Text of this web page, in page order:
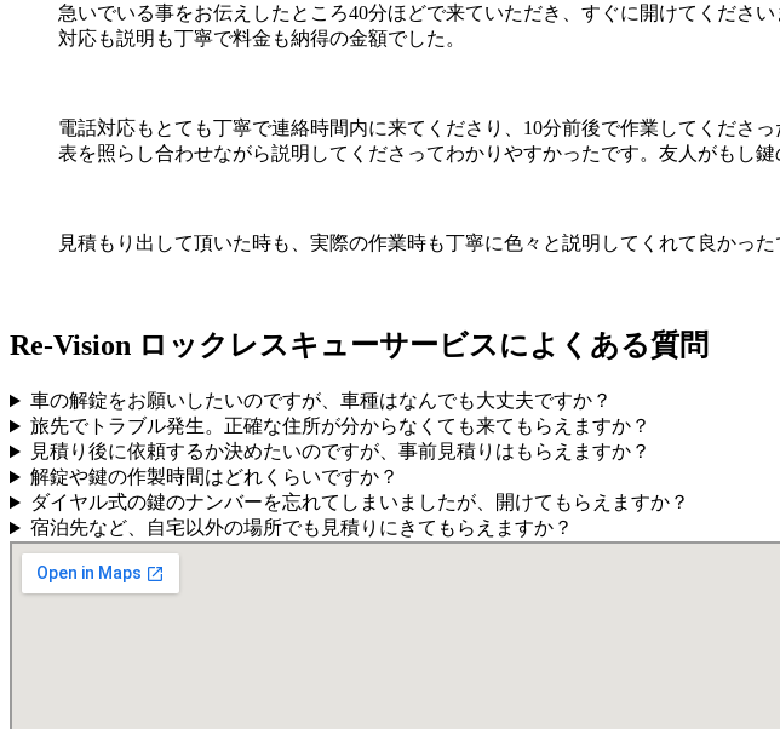
急いでいる事をお伝えしたところ40分ほどで来ていただき、すぐに開けてください
対応も説明も丁寧で料金も納得の金額でした。
電話対応もとても丁寧で連絡時間内に来てくださり、10分前後で作業してくださ
表を照らし合わせながら説明してくださってわかりやすかったです。友人がもし
見積もり出して頂いた時も、実際の作業時も丁寧に色々と説明してくれて良かっ
Re-Vision ロックレスキューサービスによくある質問
車の解錠をお願いしたいのですが、車種はなんでも大丈夫ですか？
旅先でトラブル発生。正確な住所が分からなくても来てもらえますか？
見積り後に依頼するか決めたいのですが、事前見積りはもらえますか？
解錠や鍵の作製時間はどれくらいですか？
ダイヤル式の鍵のナンバーを忘れてしまいましたが、開けてもらえますか？
宿泊先など、自宅以外の場所でも見積りにきてもらえますか？